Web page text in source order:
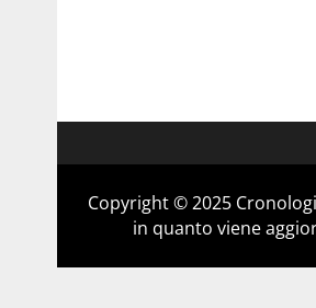
Copyright © 2025
in quanto viene